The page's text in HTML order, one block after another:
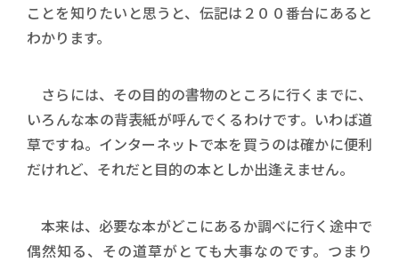
ことを知りたいと思うと、伝記は２００番台にあると
わかります。
さらには、その目的の書物のところに行くまでに、
いろんな本の背表紙が呼んでくるわけです。いわば道
草ですね。インターネットで本を買うのは確かに便利
だけれど、それだと目的の本としか出逢えません。
本来は、必要な本がどこにあるか調べに行く途中で
偶然知る、その道草がとても大事なのです。つまり